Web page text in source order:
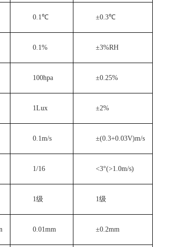
0.1℃ ±0.3℃
0.1% ±3%RH
100hpa ±0.25%
1Lux ±2%
0.1m/s ±(0.3+0.03V)m/s
1/16 <3°(>1.0m/s)
1级 1级
0.01mm ±0.2mm